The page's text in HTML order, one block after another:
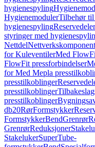
hygienespyling
HygienemodulerTilbehør til
hygienespyling
styringer med
Nettdel
for KuleventilerMed
FlowFit pressforbindelser
for Med Mepla
presstilkoblinger
presstilkoblinger
presstilkoblinger
db20RørFormstykker
FormstykkerBendGrenrør
GrenrørReduksjoner
StakelukerSuperTube-